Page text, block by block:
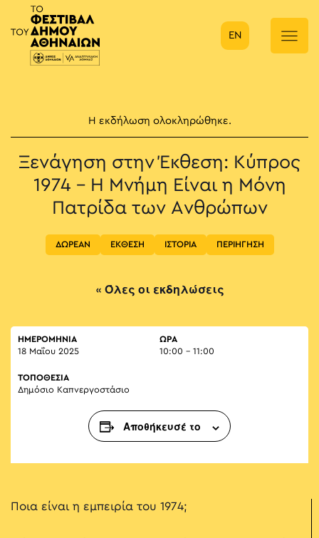
Κύρια πλοήγηση
EN
Η εκδήλωση ολοκληρώθηκε.
Ξενάγηση στην Έκθεση: Κύπρος
1974 – Η Μνήμη Είναι η Μόνη
Πατρίδα των Ανθρώπων
ΔΩΡΕΑΝ ΕΚΘΕΣΗ ΙΣΤΟΡΙΑ ΠΕΡΙΗΓΗΣΗ
« Όλες οι εκδηλώσεις
ΗΜΕΡΟΜΗΝΙΑ
18 Μαΐου 2025
ΏΡΑ
10:00 - 11:00
ΤΟΠΟΘΕΣΙΑ
Δημόσιο Καπνεργοστάσιο
Αποθήκευσέ το
Ποια είναι η εμπειρία του 1974;